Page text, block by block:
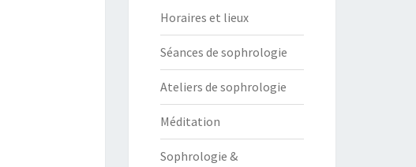
Horaires et lieux
Séances de sophrologie
Ateliers de sophrologie
Méditation
Sophrologie &